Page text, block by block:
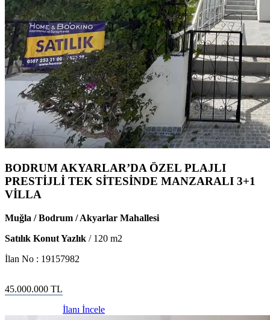
BODRUM AKYARLAR’DA ÖZEL PLAJLI
PRESTİJLİ TEK SİTESİNDE MANZARALI 3+1
VİLLA
Muğla / Bodrum / Akyarlar Mahallesi
Satılık Konut Yazlık / 120 m2
İlan No : 19157982
45.000.000 TL
İlanı İncele